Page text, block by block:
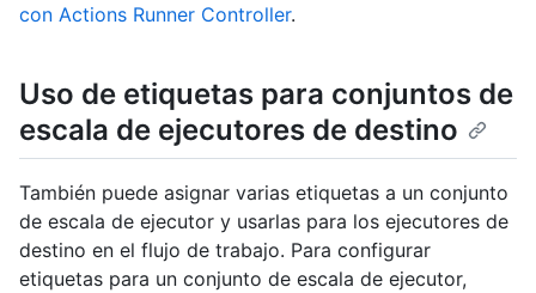
con Actions Runner Controller.
Uso de etiquetas para conjuntos de
escala de ejecutores de destino
También puede asignar varias etiquetas a un conjunto
de escala de ejecutor y usarlas para los ejecutores de
destino en el flujo de trabajo. Para configurar
etiquetas para un conjunto de escala de ejecutor,